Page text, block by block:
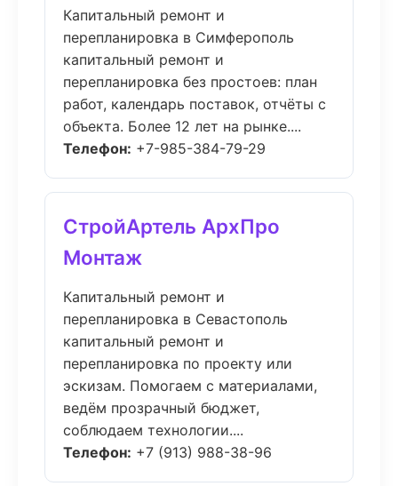
Капитальный ремонт и
перепланировка в Симферополь
капитальный ремонт и
перепланировка без простоев: план
работ, календарь поставок, отчёты с
объекта. Более 12 лет на рынке....
Телефон: +7-985-384-79-29
СтройАртель АрхПро
Монтаж
Капитальный ремонт и
перепланировка в Севастополь
капитальный ремонт и
перепланировка по проекту или
эскизам. Помогаем с материалами,
ведём прозрачный бюджет,
соблюдаем технологии....
Телефон: +7 (913) 988-38-96